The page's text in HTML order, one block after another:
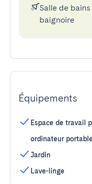
Salle de bains
baignoire
Équipements
Espace de travail
ordinateur portable
Jardin
Lave-linge